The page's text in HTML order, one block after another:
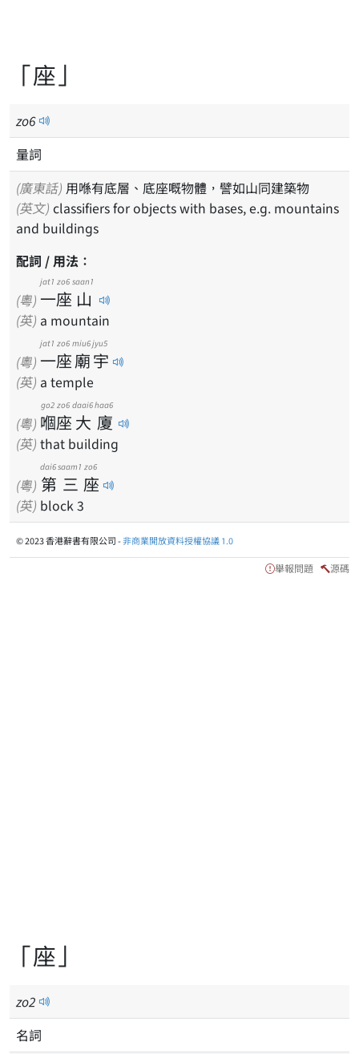
「座」
zo6
量詞
(廣東話) 用喺有底層、底座嘅物體，譬如山同建築物
(英文)
and buildings
配詞 / 用法：
(粵) 一
jat1
座
zo6
山
saan1
(英) a mountain
(粵) 一
jat1
座
zo6
廟
miu6
宇
jyu5
(英) a temple
(粵) 嗰
go2
座
zo6
大
daai6
廈
haa6
(英) that building
(粵) 第
dai6
三
saam1
座
zo6
(英) block 3
© 2023 香港辭書有限公司 -非商業開放資料授權協議 1.0
舉報問題 源碼
「座」
zo2
名詞